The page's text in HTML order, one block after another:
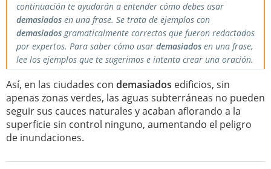
continuación te ayudarán a entender cómo debes usar
demasiados en una frase. Se trata de ejemplos con
demasiadosgramaticalmente correctos que fueron redactados
por expertos. Para saber cómo usar demasiados en una frase,
lee los ejemplos que te sugerimos e intenta crear una oración.
Así, en las ciudades con demasiados edificios, sin
apenas zonas verdes, las aguas subterráneas no pueden
seguir sus cauces naturales y acaban aflorando a la
superficie sin control ninguno, aumentando el peligro
de inundaciones.